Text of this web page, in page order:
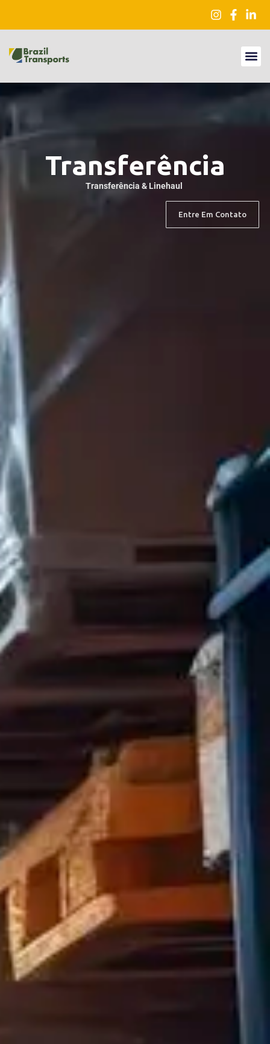
Transferência
Transferência & Linehaul
Entre Em Contato